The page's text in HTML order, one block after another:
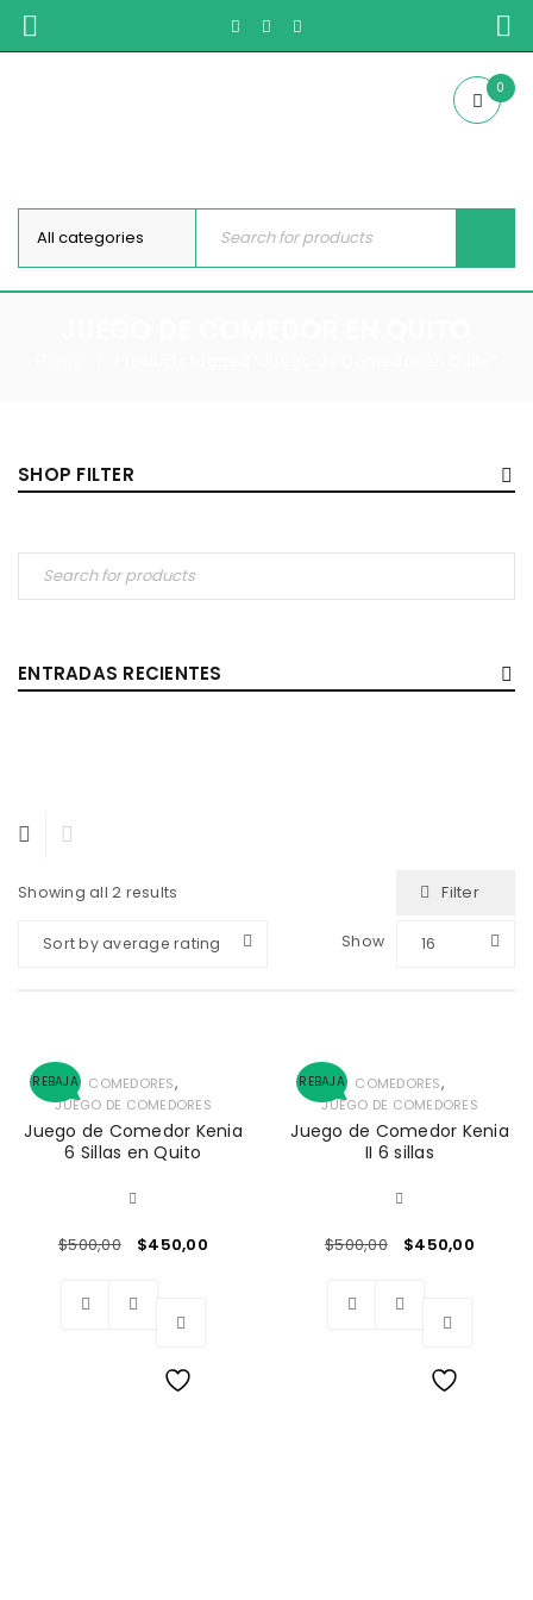
0
SHOP FILTER
ENTRADAS RECIENTES
Showing all 2 results Filter
Sort by average rating Show 16
REBAJA COMEDORES,
JUEGO DE COMEDORES
Juego de Comedor Kenia
6 Sillas en Quito
$500,00 $450,00
REBAJA COMEDORES,
JUEGO DE COMEDORES
Juego de Comedor Kenia
II 6 sillas
$500,00 $450,00